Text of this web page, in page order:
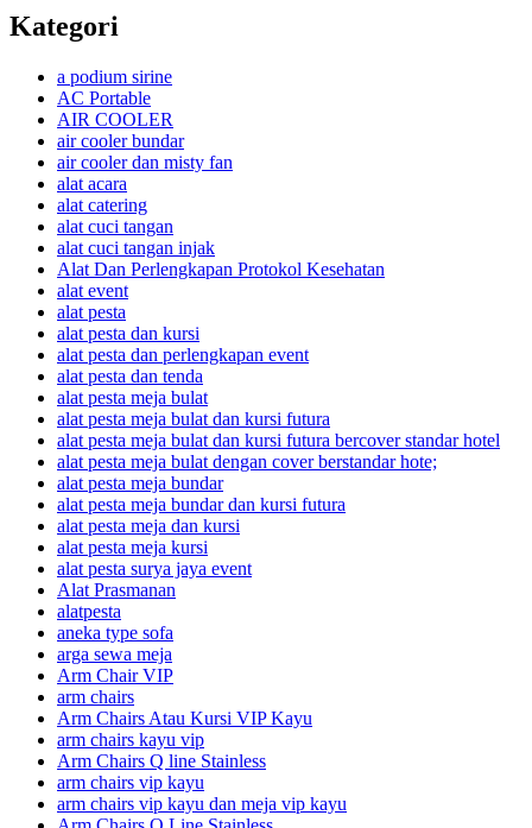
Kategori
a podium sirine
AC Portable
AIR COOLER
air cooler bundar
air cooler dan misty fan
alat acara
alat catering
alat cuci tangan
alat cuci tangan injak
Alat Dan Perlengkapan Protokol Kesehatan
alat event
alat pesta
alat pesta dan kursi
alat pesta dan perlengkapan event
alat pesta dan tenda
alat pesta meja bulat
alat pesta meja bulat dan kursi futura
alat pesta meja bulat dan kursi futura bercover standar hotel
alat pesta meja bulat dengan cover berstandar hote;
alat pesta meja bundar
alat pesta meja bundar dan kursi futura
alat pesta meja dan kursi
alat pesta meja kursi
alat pesta surya jaya event
Alat Prasmanan
alatpesta
aneka type sofa
arga sewa meja
Arm Chair VIP
arm chairs
Arm Chairs Atau Kursi VIP Kayu
arm chairs kayu vip
Arm Chairs Q line Stainless
arm chairs vip kayu
arm chairs vip kayu dan meja vip kayu